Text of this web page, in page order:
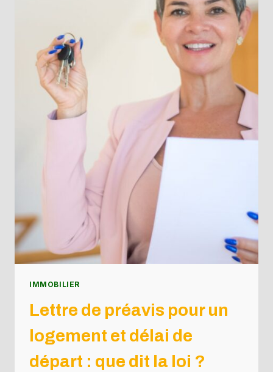
IMMOBILIER
Lettre de préavis pour un
logement et délai de
départ : que dit la loi ?